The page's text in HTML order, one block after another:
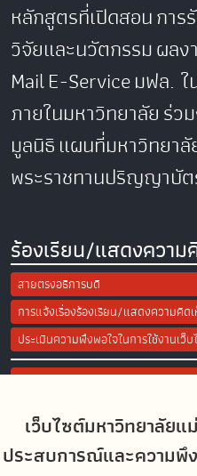
เว็บไซต์มหาวิทยาลัย
ประสบการณ์และความพึ
หลักสูตรที่เปิดสอนการ
วิจัยและนวัตกรรมผลง
MailE-Serviceมฟล. ใ
ภายในมหาวิทยาลัยร่ว
มูลนิธิแผนที่มหาวิทยา
พระราชทานปริญญาบั
ร้องเรียน/แสดงความ
สายตรงอธิการบดี
การแจ้งเรื่องร้องเรียน/แสดงความคิด
ประเมินความพึงพอใจในการใช้งานเว็
Site Map